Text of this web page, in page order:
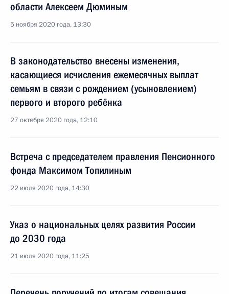
области Алексеем Дюминым
5 ноября 2020 года, 13:30
В законодательство внесены изменения,
касающиеся исчисления ежемесячных выплат
семьям в связи с рождением (усыновлением)
первого и второго ребёнка
27 октября 2020 года, 12:10
Встреча с председателем правления Пенсионного
фонда Максимом Топилиным
22 июля 2020 года, 14:30
Указ о национальных целях развития России
до 2030 года
21 июля 2020 года, 11:25